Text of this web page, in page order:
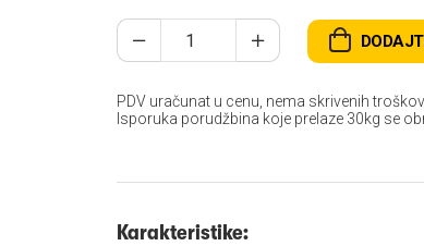
PDV uračunat u cenu, nema skrivenih
Isporuka porudžbina koje prelaze 30kg se
Karakteristike: